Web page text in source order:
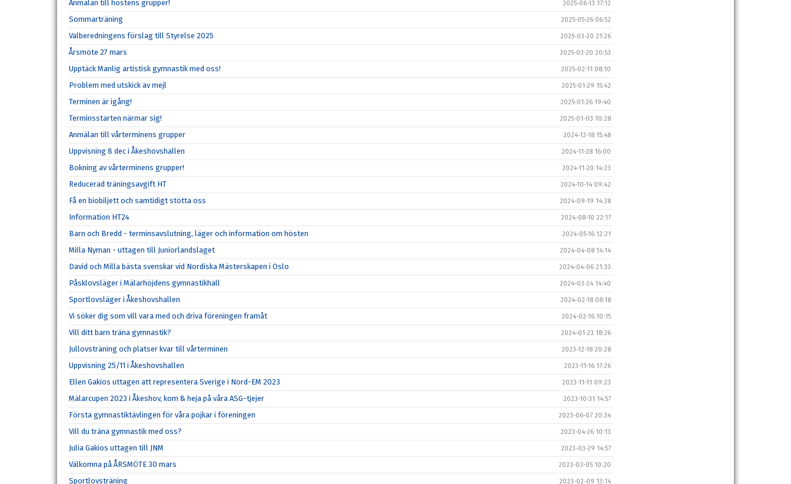
Anmälan till höstens grupper! 2025-06-13 17:12
Sommarträning 2025-05-26 06:52
Valberedningens förslag till Styrelse 2025 2025-03-20 21:26
Årsmöte 27 mars 2025-03-20 20:53
Upptäck Manlig artistisk gymnastik med oss! 2025-02-11 08:10
Problem med utskick av mejl 2025-01-29 15:42
Terminen är igång! 2025-01-26 19:40
Terminsstarten närmar sig! 2025-01-03 10:28
Anmälan till vårterminens grupper 2024-12-18 15:48
Uppvisning 8 dec i Åkeshovshallen 2024-11-28 16:00
Bokning av vårterminens grupper! 2024-11-20 14:23
Reducerad träningsavgift HT 2024-10-14 09:42
Få en biobiljett och samtidigt stötta oss 2024-09-19 14:38
Information HT24 2024-08-10 22:17
Barn och Bredd - terminsavslutning, läger och information om hösten 2024-05-16 12:21
Milla Nyman - uttagen till Juniorlandslaget 2024-04-08 14:14
David och Milla bästa svenskar vid Nordiska Mästerskapen i Oslo 2024-04-06 21:33
Påsklovsläger i Mälarhöjdens gymnastikhall 2024-03-24 14:40
Sportlovsläger i Åkeshovshallen 2024-02-18 08:18
Vi söker dig som vill vara med och driva föreningen framåt 2024-02-16 10:15
Vill ditt barn träna gymnastik? 2024-01-23 18:26
Jullovsträning och platser kvar till vårterminen 2023-12-18 20:28
Uppvisning 25/11 i Åkeshovshallen 2023-11-16 17:26
Ellen Gakios uttagen att representera Sverige i Nord-EM 2023 2023-11-11 09:23
Mälarcupen 2023 i Åkeshov, kom & heja på våra ASG-tjejer 2023-10-31 14:57
Första gymnastiktävlingen för våra pojkar i föreningen 2023-06-07 20:34
Vill du träna gymnastik med oss? 2023-04-26 10:13
Julia Gakios uttagen till JNM 2023-03-29 14:57
Välkomna på ÅRSMÖTE 30 mars 2023-03-05 10:20
Sportlovsträning 2023-02-09 13:14